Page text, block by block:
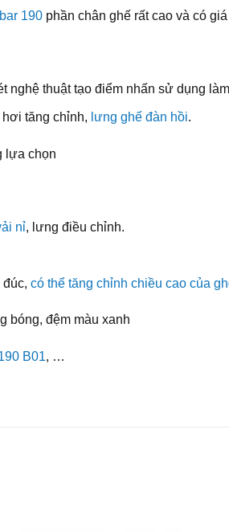
190phần chân ghế rất cao và có
nghệ thuật tạo điểm nhấn sử dụng
tăng chỉnh, lưng ghế đàn hồi.
lựa chọn
nỉ, lưng điều chỉnh.
có thể tăng chỉnh chiều cao của
bóng, đệm màu xanh
B01, …